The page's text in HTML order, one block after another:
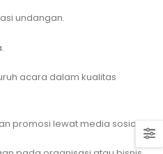
undangan.
acara dalam kualitas
promosi lewat media sosial.